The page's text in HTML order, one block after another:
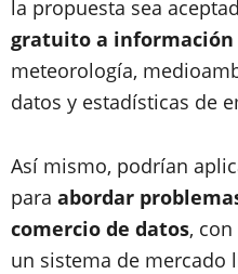
la propuesta sea
gratuito a información
meteorología,
datos y estadísticas de
Así mismo, podrían
para abordar
comercio de datos,
un sistema de mercado